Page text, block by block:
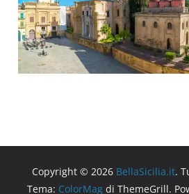
Copyright © 2026 BellaSicilia.it.
Tema: ColorMag di ThemeGrill.